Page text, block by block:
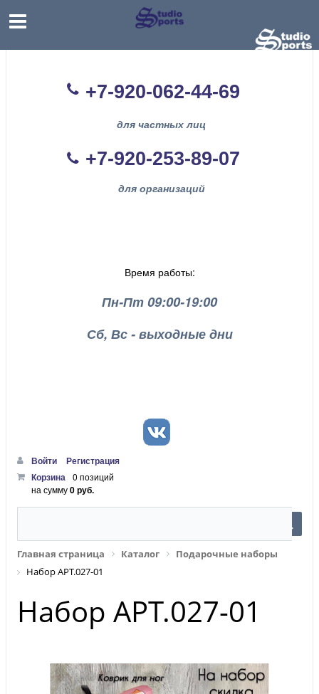
+7-920-062-44-69
для частных лиц
+7-920-253-89-07
для организаций
Время работы:
Пн-Пт 09:00-19:00
Сб, Вс - выходные дни
Войти
Регистрация
Корзина 0 позиций
на сумму0 руб.
Главная страница Каталог
Подарочные наборы
Набор АРТ.027-01
Набор АРТ.027-01